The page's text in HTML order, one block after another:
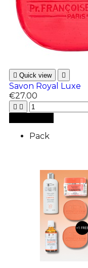
 Quick view 
Savon Royal Luxe
€27.00
 
Pack